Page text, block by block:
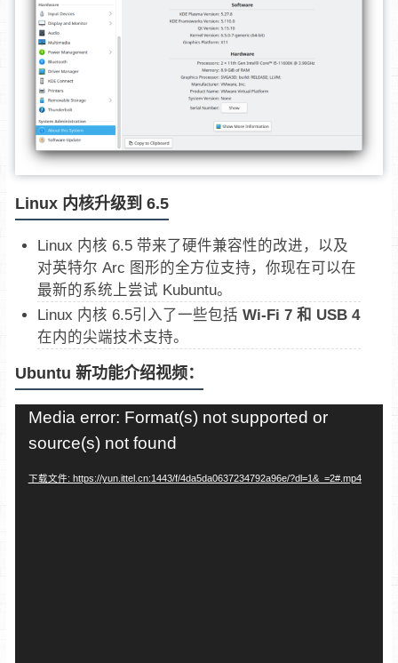
Linux 内核升级到 6.5
Linux 内核 6.5 带来了硬件兼容性的改进，以及
对英特尔 Arc 图形的全方位支持，你现在可以在
最新的系统上尝试 Kubuntu。
Linux 内核 6.5引入了一些包括 Wi-Fi 7 和 USB 4
在内的尖端技术支持。
Ubuntu 新功能介绍视频：
放
Media error: Format(s) not supported or
source(s) not found
下载文件: https://yun.ittel.cn:1443/f/4da5da0637234792a96e/?dl=1&_=2#.mp4